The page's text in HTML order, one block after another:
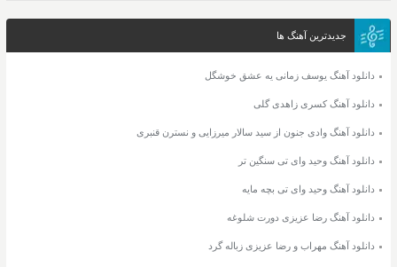
جدیدترین آهنگ ها
دانلود آهنگ یوسف زمانی یه عشق خوشگل
دانلود آهنگ کسری زاهدی گلی
دانلود آهنگ وادی جنون از سید سالار میرزایی و نسترن قنبری
دانلود آهنگ وحید وای تی سنگین تر
دانلود آهنگ وحید وای تی بچه مایه
دانلود آهنگ رضا عزیزی دورت شلوغه
دانلود آهنگ مهراب و رضا عزیزی زباله گرد